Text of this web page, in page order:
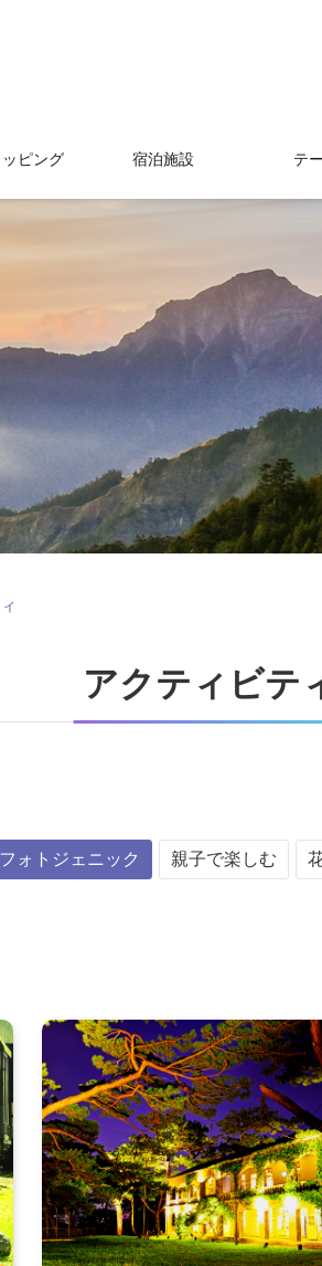
ピング 宿泊施設 テ
アクティビテ
フォトジェニック 親子で楽しむ